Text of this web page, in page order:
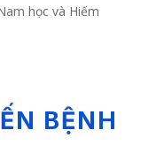
học và Hiếm
BỆNH